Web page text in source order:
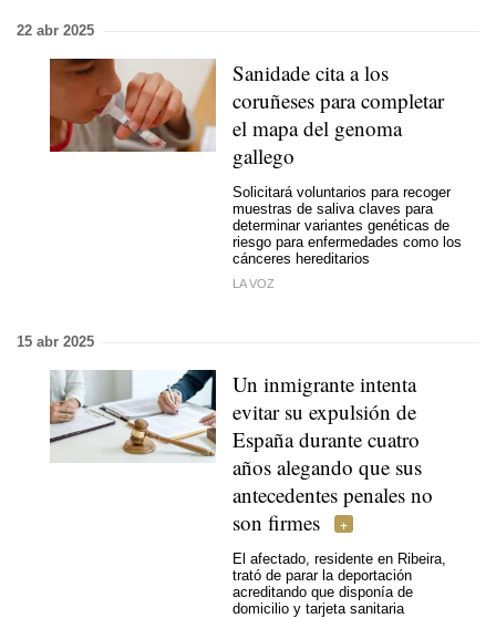
22 abr 2025
Sanidade cita a los
coruñeses para completar
el mapa del genoma
gallego
Solicitará voluntarios para recoger
muestras de saliva claves para
determinar variantes genéticas de
riesgo para enfermedades como los
cánceres hereditarios
LA VOZ
15 abr 2025
Un inmigrante intenta
evitar su expulsión de
España durante cuatro
años alegando que sus
antecedentes penales no
son firmes
El afectado, residente en Ribeira,
trató de parar la deportación
acreditando que disponía de
domicilio y tarjeta sanitaria